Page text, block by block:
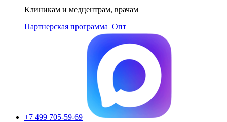
Клиникам и медцентрам, врачам
Партнерская программа Опт
+7 499 705-59-69